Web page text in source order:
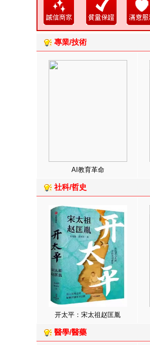
專業/技術
AI教育革命
社科/哲史
开太平：宋太祖赵匡胤
醫學/醫藥